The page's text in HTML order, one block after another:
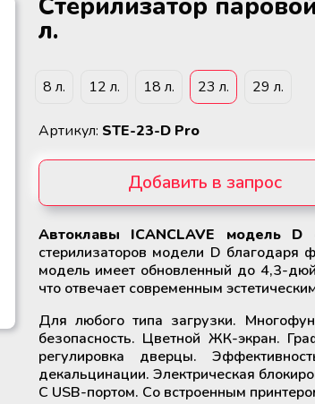
Стерилизатор
л.
8 л. 12 л. 18 л. 23 л. 29 л.
Артикул: STE-23-D Pro
Добавить в запрос
Убрать из запроса
Автоклавы ICANCLAVE модель D
стерилизаторов модели D благодаря
модель имеет обновленный до 4,3-
что отвечает современным
Для любого типа загрузки.
безопасность. Цветной ЖК-экран.
регулировка дверцы.
декальцинации. Электрическая
С USB-портом. Со встроенным